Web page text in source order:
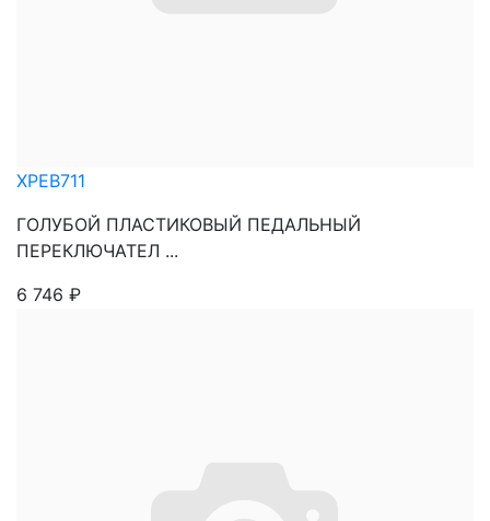
XPEB711
ГОЛУБОЙ ПЛАСТИКОВЫЙ ПЕДАЛЬНЫЙ
ПЕРЕКЛЮЧАТЕЛ ...
6 746 ₽